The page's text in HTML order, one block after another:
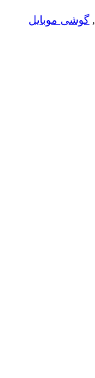
, گوشی موبایل